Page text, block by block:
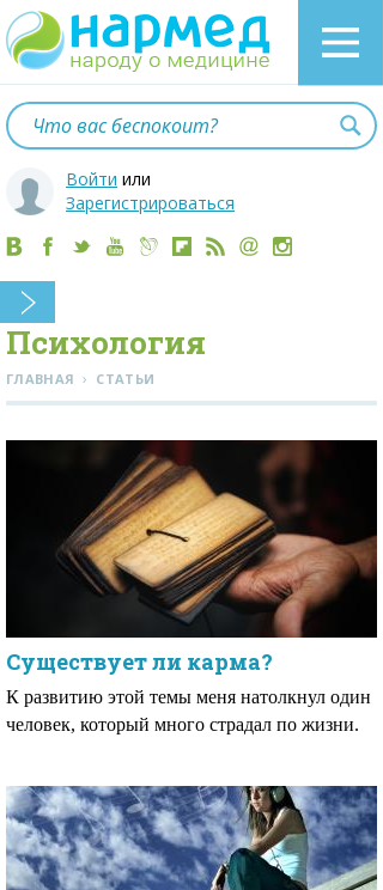
Войти или
Зарегистрироваться
Психология
ГЛАВНАЯ › СТАТЬИ
Существует ли карма?
К развитию этой темы меня натолкнул один
человек, который много страдал по жизни.